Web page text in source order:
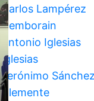
Carlos Lampérez
Cemborain
Antonio Iglesias
Iglesias
Jerónimo Sánchez
Clemente